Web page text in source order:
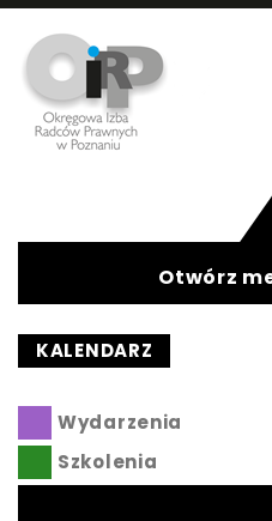
Otwórz
KALENDARZ
Wydarzenia
Szkolenia
Pomoc